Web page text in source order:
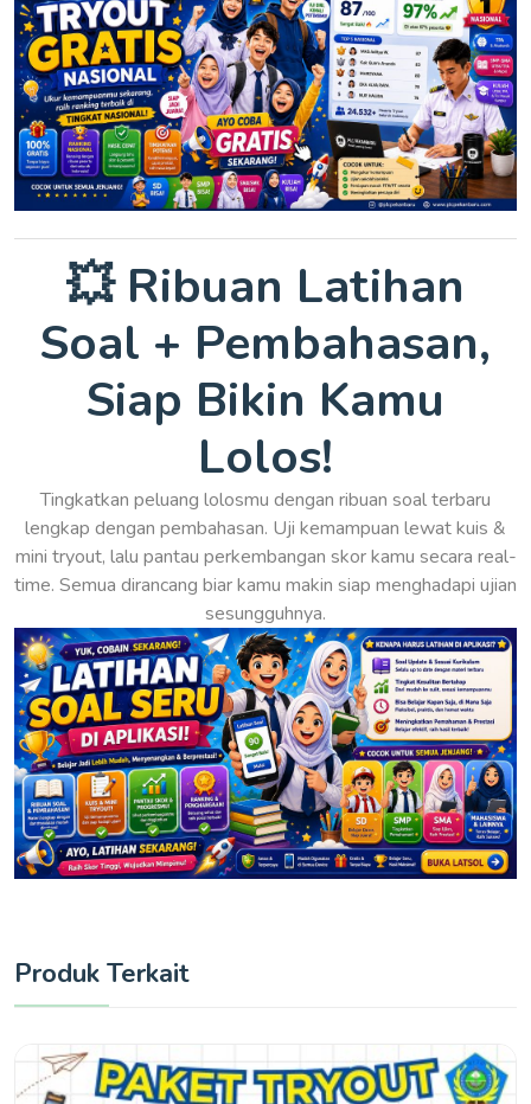
💥 Ribuan Latihan
Soal + Pembahasan,
Siap Bikin Kamu
Lolos!
Tingkatkan peluang lolosmu dengan ribuan soal terbaru
lengkap dengan pembahasan. Uji kemampuan lewat kuis &
mini tryout, lalu pantau perkembangan skor kamu secara real-
time. Semua dirancang biar kamu makin siap menghadapi ujian
sesungguhnya.
Produk Terkait